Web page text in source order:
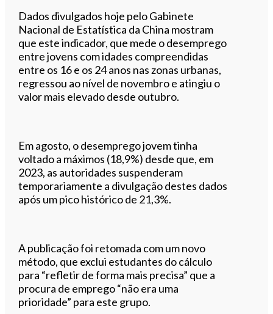
Dados divulgados hoje pelo Gabinete
Nacional de Estatística da China mostram
que este indicador, que mede o desemprego
entre jovens com idades compreendidas
entre os 16 e os 24 anos nas zonas urbanas,
regressou ao nível de novembro e atingiu o
valor mais elevado desde outubro.
Em agosto, o desemprego jovem tinha
voltado a máximos (18,9%) desde que, em
2023, as autoridades suspenderam
temporariamente a divulgação destes dados
após um pico histórico de 21,3%.
A publicação foi retomada com um novo
método, que exclui estudantes do cálculo
para “refletir de forma mais precisa” que a
procura de emprego “não era uma
prioridade” para este grupo.